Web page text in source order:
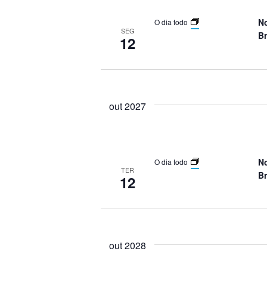
Eventos
SEG
12
O dia todo
out 2027
TER
12
O dia todo
out 2028